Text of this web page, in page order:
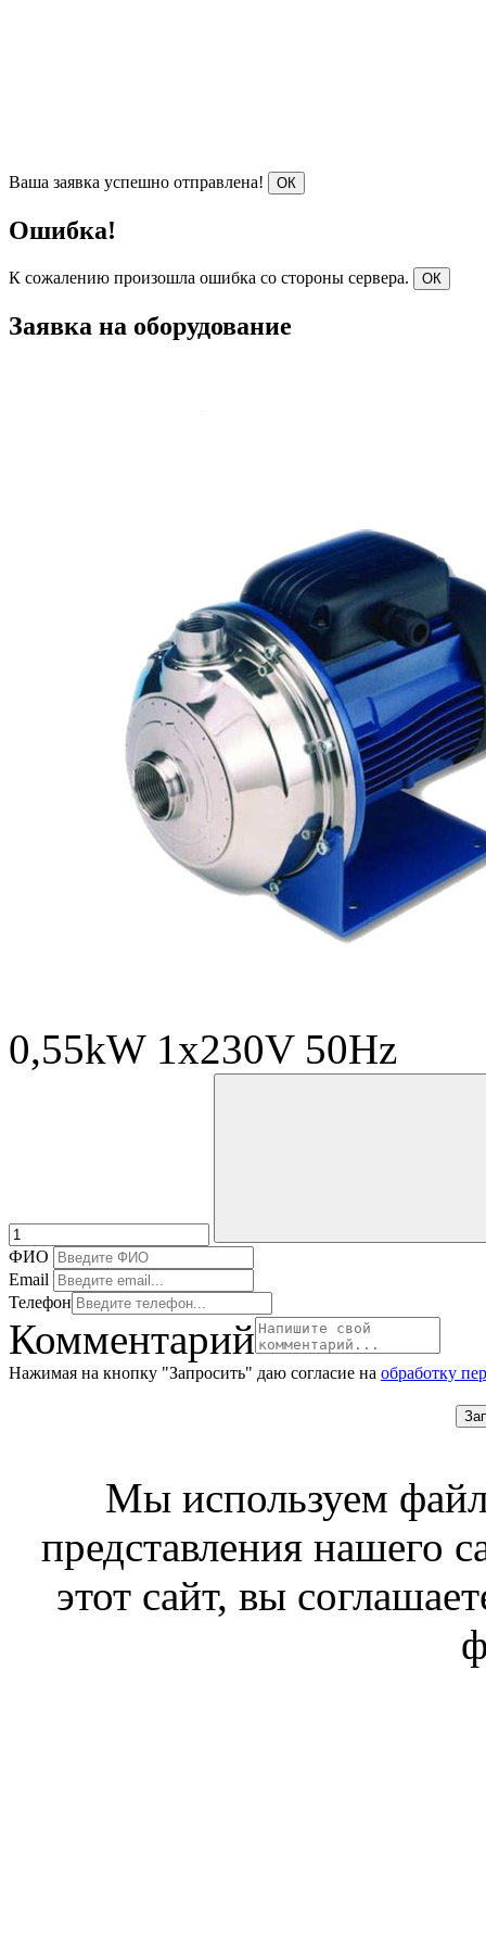
Ваша заявка успешно отправлена! ОК
Ошибка!
К сожалению произошла ошибка со стороны сервера. ОК
Заявка на оборудование
0,55kW 1x230V 50Hz
ФИО
Email
Телефон
Комментарий
Нажимая на кнопку "Запросить" даю согласие на обработку
Мы используем
представления нашего
этот сайт, вы